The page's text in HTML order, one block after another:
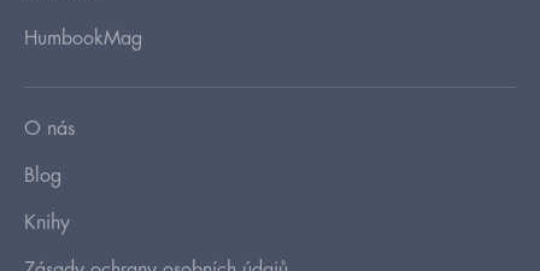
HumbookMag
O nás
Blog
Knihy